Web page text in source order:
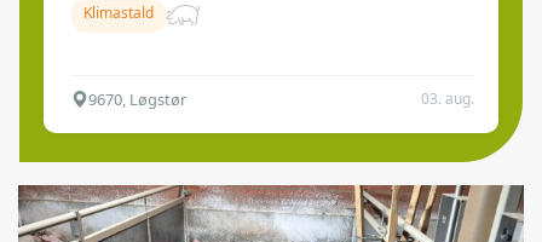
Klimastald
9670, Løgstør 03. aug.